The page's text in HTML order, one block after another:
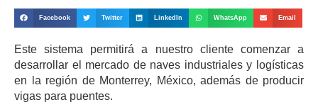
Facebook Twitter LinkedIn WhatsApp Email
Este sistema permitirá a nuestro cliente comenzar a
desarrollar el mercado de naves industriales y logísticas
en la región de Monterrey, México, además de producir
vigas para puentes.